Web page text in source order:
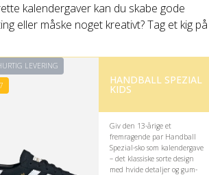
kalendergaver kan du skabe gode
eller måske noget kreativt? Tag et kig på
LEVERING
HANDBALL SPEZIAL
KIDS
Giv den 13-årige et
fremragende par Handball
Spezial-sko som kalendergave
– det klassiske sorte design
med hvide detaljer og gum-